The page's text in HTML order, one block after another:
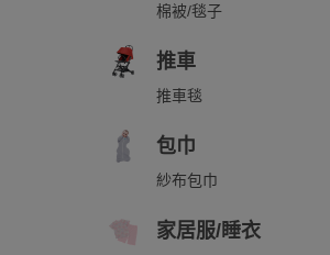
棉被/毯子
推車
推車毯
包巾
紗布包巾
家居服/睡衣